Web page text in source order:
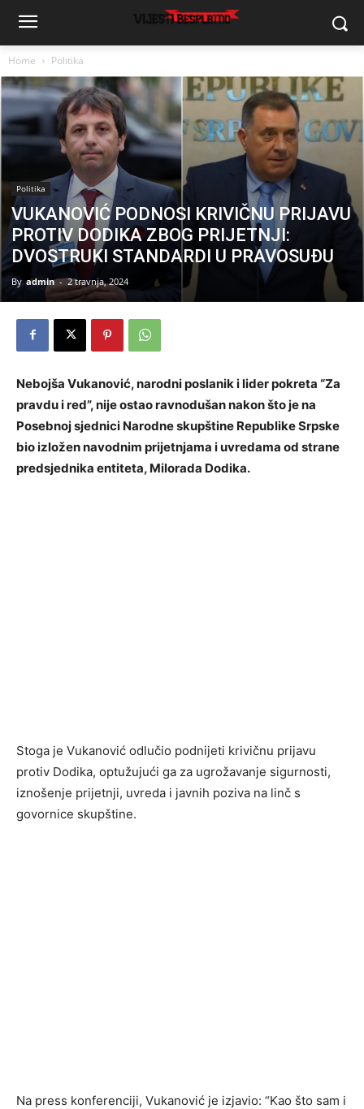
Home Politika
Politika
VUKANOVIĆ PODNOSI KRIVIČNU PRIJAVU
PROTIV DODIKA ZBOG PRIJETNJI:
DVOSTRUKI STANDARDI U PRAVOSUĐU
By admin - 2 travnja, 2024
Nebojša Vukanović, narodni poslanik i lider pokreta “Za
pravdu i red”, nije ostao ravnodušan nakon što je na
Posebnoj sjednici Narodne skupštine Republike Srpske
bio izložen navodnim prijetnjama i uvredama od strane
predsjednika entiteta, Milorada Dodika.
Stoga je Vukanović odlučio podnijeti krivičnu prijavu
protiv Dodika, optužujući ga za ugrožavanje sigurnosti,
iznošenje prijetnji, uvreda i javnih poziva na linč s
govornice skupštine.
Na press konferenciji, Vukanović je izjavio: “Kao što sam i